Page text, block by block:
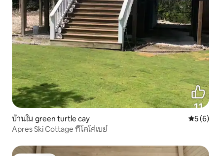
บ้านใน green turtle cay คะแนนเฉ
5 (6)
Apres Ski Cottage ที่โคโค่เบย์